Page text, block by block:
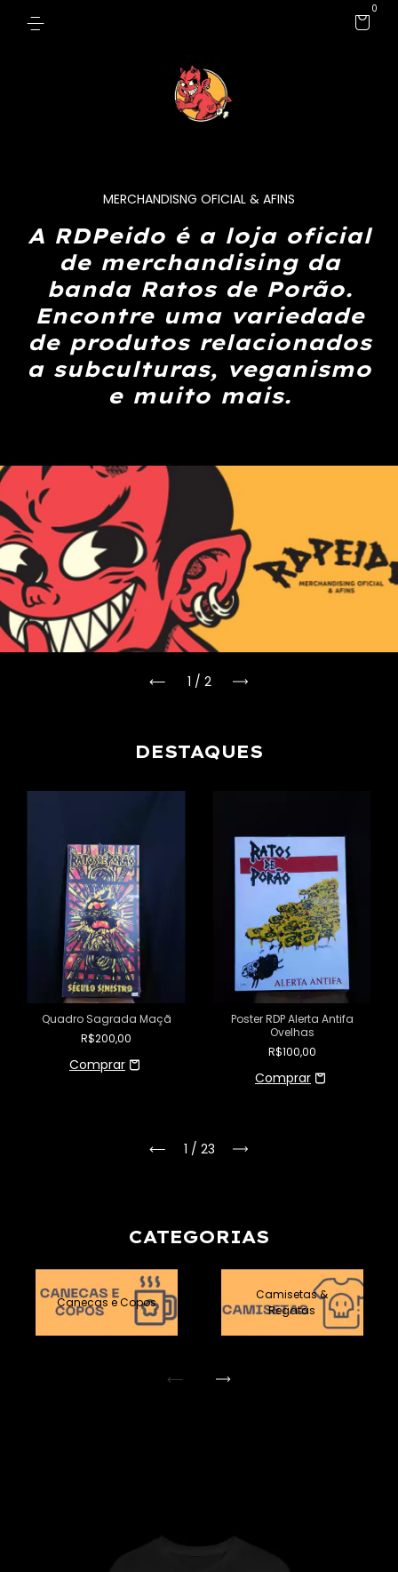
0
MERCHANDISNG OFICIAL & AFINS
A RDPeido é a loja oficial
de merchandising da
banda Ratos de Porão.
Encontre uma variedade
de produtos relacionados
a subculturas, veganismo
e muito mais.
1 / 2
DESTAQUES
Quadro Sagrada Maçã
R$200,00
Poster RDP Alerta Antifa
Ovelhas
R$100,00
1 / 23
CATEGORIAS
Canecas e Copos
Camisetas &
Regatas